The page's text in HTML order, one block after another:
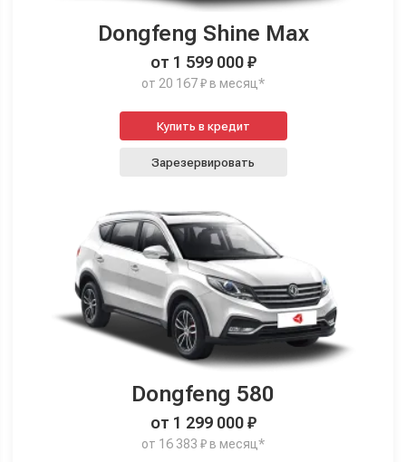
Dongfeng Shine Max
от 1 599 000 ₽
от 20 167 ₽ в месяц*
Купить в кредит
Зарезервировать
Dongfeng 580
от 1 299 000 ₽
от 16 383 ₽ в месяц*